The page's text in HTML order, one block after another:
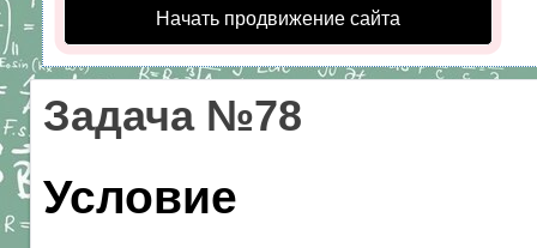
Начать продвижение сайта
Задача №78
Условие